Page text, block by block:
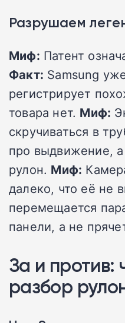
Разрушаем
Миф: Патент
Факт: Samsung
регистрирует
товара нет. Миф:
скручиваться в
про выдвижение,
рулон. Миф:
далеко, что её не
перемещается
панели, а не
За и против:
разбор